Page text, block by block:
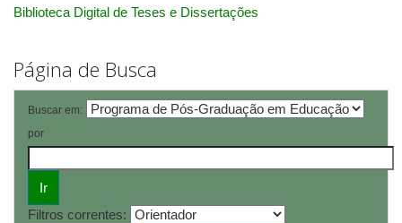
Biblioteca Digital de Teses e Dissertações
Página de Busca
Buscar em:
por
Filtros correntes: